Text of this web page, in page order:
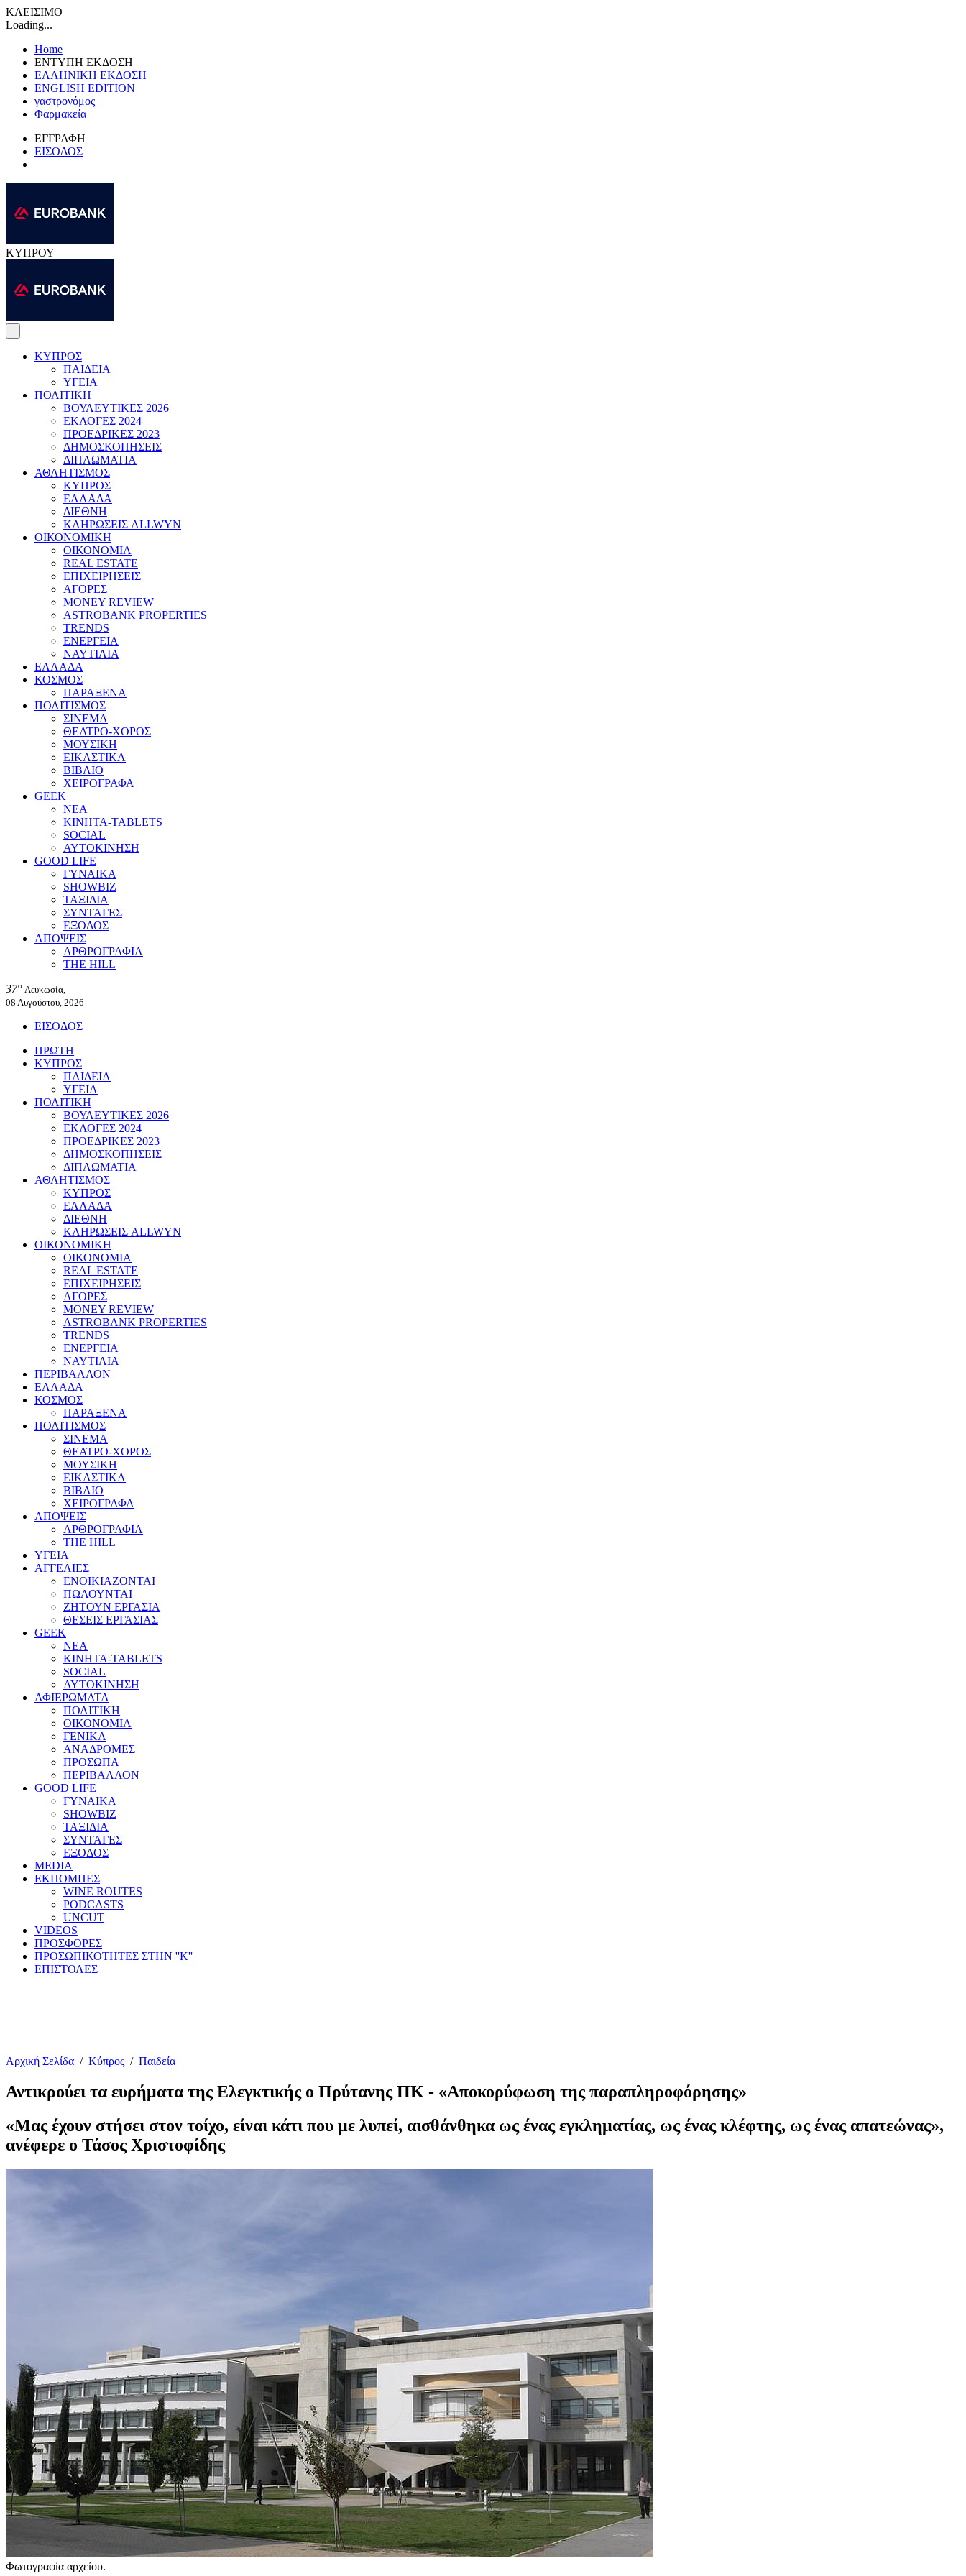
ΚΛΕΙΣΙΜΟ
Loading...
Home
ΕΝΤΥΠΗ ΕΚΔΟΣΗ
ΕΛΛΗΝΙΚΗ ΕΚΔΟΣΗ
ENGLISH EDITION
γαστρονόμος
Φαρμακεία
ΕΓΓΡΑΦΗ
ΕΙΣΟΔΟΣ
ΚΥΠΡΟΥ
ΚΥΠΡΟΣ
ΠΑΙΔΕΙΑ
ΥΓΕΙΑ
ΠΟΛΙΤΙΚΗ
ΒΟΥΛΕΥΤΙΚΕΣ 2026
ΕΚΛΟΓΕΣ 2024
ΠΡΟΕΔΡΙΚΕΣ 2023
ΔΗΜΟΣΚΟΠΗΣΕΙΣ
ΔΙΠΛΩΜΑΤΙΑ
ΑΘΛΗΤΙΣΜΟΣ
ΚΥΠΡΟΣ
ΕΛΛΑΔΑ
ΔΙΕΘΝΗ
ΚΛΗΡΩΣΕΙΣ ALLWYN
ΟΙΚΟΝΟΜΙΚΗ
ΟΙΚΟΝΟΜΙΑ
REAL ESTATE
ΕΠΙΧΕΙΡΗΣΕΙΣ
ΑΓΟΡΕΣ
MONEY REVIEW
ASTROBANK PROPERTIES
TRENDS
ΕΝΕΡΓΕΙΑ
ΝΑΥΤΙΛΙΑ
ΕΛΛΑΔΑ
ΚΟΣΜΟΣ
ΠΑΡΑΞΕΝΑ
ΠΟΛΙΤΙΣΜΟΣ
ΣΙΝΕΜΑ
ΘΕΑΤΡΟ-ΧΟΡΟΣ
ΜΟΥΣΙΚΗ
ΕΙΚΑΣΤΙΚΑ
ΒΙΒΛΙΟ
ΧΕΙΡΟΓΡΑΦΑ
GEEK
ΝΕΑ
ΚΙΝΗΤΑ-TABLETS
SOCIAL
ΑΥΤΟΚΙΝΗΣΗ
GOOD LIFE
ΓΥΝΑΙΚΑ
SHOWBIZ
ΤΑΞΙΔΙΑ
ΣΥΝΤΑΓΕΣ
ΕΞΟΔΟΣ
ΑΠΟΨΕΙΣ
ΑΡΘΡΟΓΡΑΦΙΑ
THE HILL
37° Λευκωσία,
08 Αυγούστου, 2026
ΕΙΣΟΔΟΣ
ΠΡΩΤΗ
ΚΥΠΡΟΣ
ΠΑΙΔΕΙΑ
ΥΓΕΙΑ
ΠΟΛΙΤΙΚΗ
ΒΟΥΛΕΥΤΙΚΕΣ 2026
ΕΚΛΟΓΕΣ 2024
ΠΡΟΕΔΡΙΚΕΣ 2023
ΔΗΜΟΣΚΟΠΗΣΕΙΣ
ΔΙΠΛΩΜΑΤΙΑ
ΑΘΛΗΤΙΣΜΟΣ
ΚΥΠΡΟΣ
ΕΛΛΑΔΑ
ΔΙΕΘΝΗ
ΚΛΗΡΩΣΕΙΣ ALLWYN
ΟΙΚΟΝΟΜΙΚΗ
ΟΙΚΟΝΟΜΙΑ
REAL ESTATE
ΕΠΙΧΕΙΡΗΣΕΙΣ
ΑΓΟΡΕΣ
MONEY REVIEW
ASTROBANK PROPERTIES
TRENDS
ΕΝΕΡΓΕΙΑ
ΝΑΥΤΙΛΙΑ
ΠΕΡΙΒΑΛΛΟΝ
ΕΛΛΑΔΑ
ΚΟΣΜΟΣ
ΠΑΡΑΞΕΝΑ
ΠΟΛΙΤΙΣΜΟΣ
ΣΙΝΕΜΑ
ΘΕΑΤΡΟ-ΧΟΡΟΣ
ΜΟΥΣΙΚΗ
ΕΙΚΑΣΤΙΚΑ
ΒΙΒΛΙΟ
ΧΕΙΡΟΓΡΑΦΑ
ΑΠΟΨΕΙΣ
ΑΡΘΡΟΓΡΑΦΙΑ
THE HILL
ΥΓΕΙΑ
ΑΓΓΕΛΙΕΣ
ΕΝΟΙΚΙΑΖΟΝΤΑΙ
ΠΩΛΟΥΝΤΑΙ
ΖΗΤΟΥΝ ΕΡΓΑΣΙΑ
ΘΕΣΕΙΣ ΕΡΓΑΣΙΑΣ
GEEK
ΝΕΑ
ΚΙΝΗΤΑ-TABLETS
SOCIAL
ΑΥΤΟΚΙΝΗΣΗ
ΑΦΙΕΡΩΜΑΤΑ
ΠΟΛΙΤΙΚΗ
ΟΙΚΟΝΟΜΙΑ
ΓΕΝΙΚΑ
ΑΝΑΔΡΟΜΕΣ
ΠΡΟΣΩΠΑ
ΠΕΡΙΒΑΛΛΟΝ
GOOD LIFE
ΓΥΝΑΙΚΑ
SHOWBIZ
ΤΑΞΙΔΙΑ
ΣΥΝΤΑΓΕΣ
ΕΞΟΔΟΣ
MEDIA
ΕΚΠΟΜΠΕΣ
WINE ROUTES
PODCASTS
UNCUT
VIDEOS
ΠΡΟΣΦΟΡΕΣ
ΠΡΟΣΩΠΙΚΟΤΗΤΕΣ ΣΤΗΝ ''Κ''
ΕΠΙΣΤΟΛΕΣ
Αρχική Σελίδα / Κύπρος / Παιδεία
Αντικρούει τα ευρήματα της Ελεγκτικής ο Πρύτανης ΠΚ - «Αποκορύφωση της παραπληροφόρησης»
«Μας έχουν στήσει στον τοίχο, είναι κάτι που με λυπεί, αισθάνθηκα ως ένας εγκληματίας, ως ένας κλέφτης, ως ένας απατεώνας»,
ανέφερε ο Τάσος Χριστοφίδης
Φωτογραφία αρχείου.